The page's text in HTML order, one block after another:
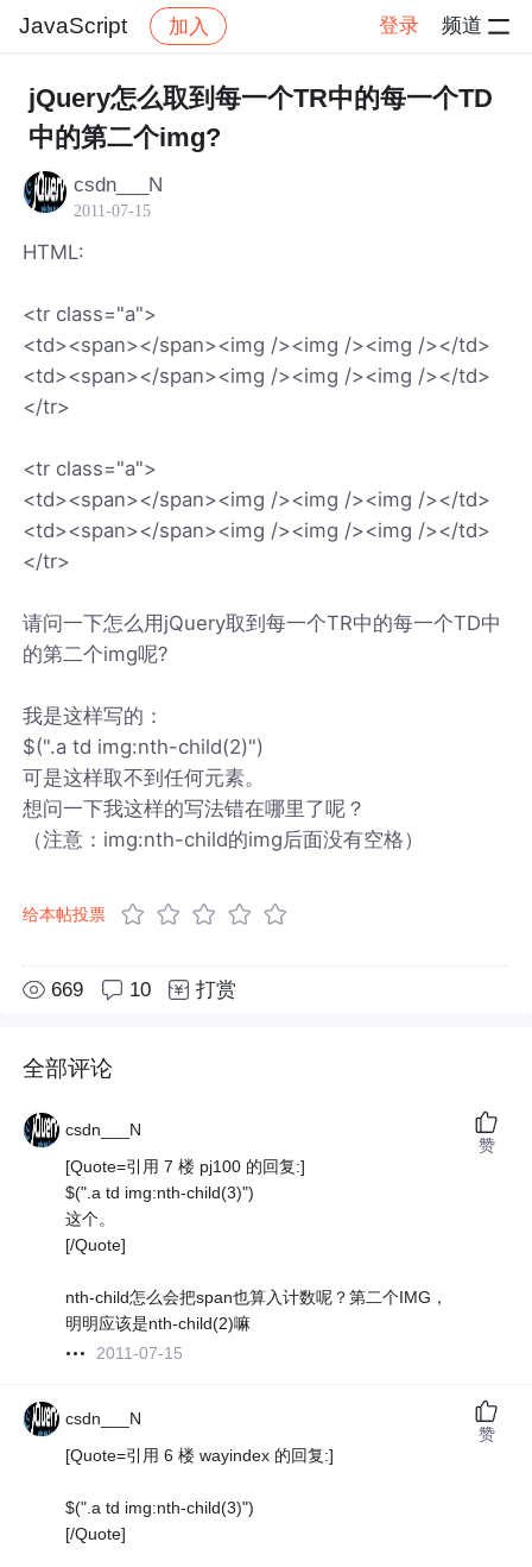
JavaScript 加入 登录 频道
社区 JavaScript 帖子详情
jQuery怎么取到每一个TR中的每一个TD
中的第二个img?
csdn___N
2011-07-15
HTML:
<tr class="a">
<td><span></span><img /><img /><img /></td>
<td><span></span><img /><img /><img /></td>
</tr>
<tr class="a">
<td><span></span><img /><img /><img /></td>
<td><span></span><img /><img /><img /></td>
</tr>
请问一下怎么用jQuery取到每一个TR中的每一个TD中
的第二个img呢?
我是这样写的：
$(".a td img:nth-child(2)")
可是这样取不到任何元素。
想问一下我这样的写法错在哪里了呢？
（注意：img:nth-child的img后面没有空格）
给本帖投票
669 10 打赏
全部评论
csdn___N
[Quote=引用 7 楼 pj100 的回复:]
$(".a td img:nth-child(3)")
这个。
[/Quote]
nth-child怎么会把span也算入计数呢？第二个IMG，
明明应该是nth-child(2)嘛
2011-07-15
赞
csdn___N
[Quote=引用 6 楼 wayindex 的回复:]
$(".a td img:nth-child(3)")
[/Quote]
赞